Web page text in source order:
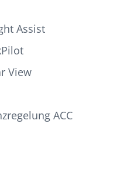
Assist
View
ACC